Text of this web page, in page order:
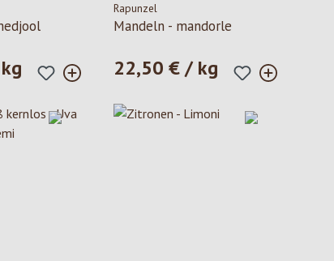
di 5 su 5 stelle Rapunzel
Mandeln - mandorle
Prezzo normale:
22,50 € / kg